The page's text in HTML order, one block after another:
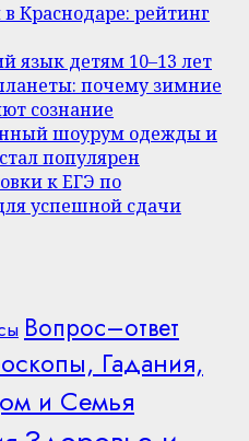
Краснодаре: рейтинг
язык детям 10–13 лет
почему зимние
сознание
шоурум одежды и
популярен
к ЕГЭ по
успешной сдачи
Вопрос–ответ
Гадания,
и Семья